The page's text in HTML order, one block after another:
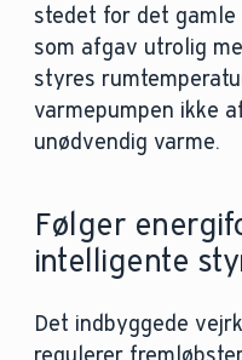
stedet for det
som afgav utrolig
styres
varmepumpen ikke
unødvendig varme.
Følger
intelligente
Det indbyggede